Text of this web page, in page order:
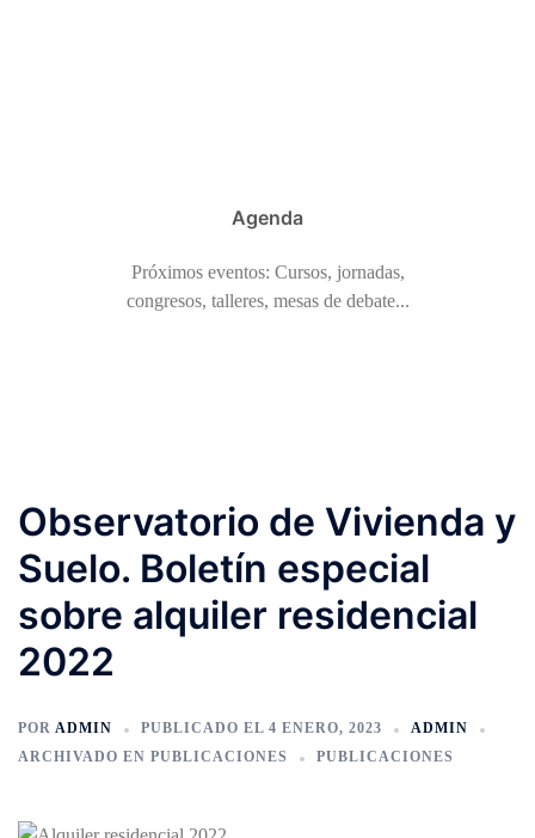
Agenda
Próximos eventos: Cursos, jornadas,
congresos, talleres, mesas de debate...
Observatorio de Vivienda y
Suelo. Boletín especial
sobre alquiler residencial
2022
POR ADMIN PUBLICADO EL 4 ENERO, 2023
ADMIN
ARCHIVADO EN PUBLICACIONES PUBLICACIONES